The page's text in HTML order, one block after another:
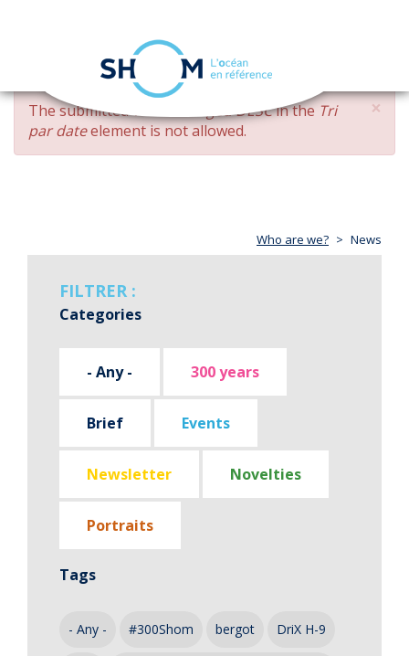
Skip
main
content
navigation
×
ERROR
MESSAGE
The submitted value changed DESCin the Tri
par dateelement is not allowed.
Who are we? News
FILTRER :
Categories
- Any - 300 years
Brief Events
Newsletter Novelties
Portraits
Tags
- Any - #300Shom bergot DriX H-9